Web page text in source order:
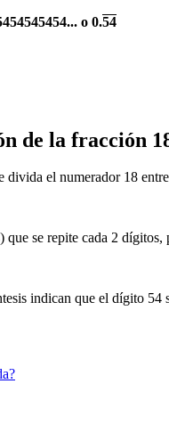
o 0.54
de la fracción
divida el numerador 18
se repite cada 2
indican que el dígito 54